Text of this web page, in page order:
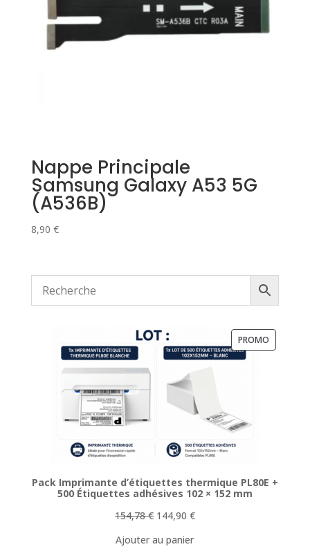
Nappe Principale
Samsung Galaxy A53 5G
(A536B)
8,90 €
PROMO
Pack Imprimante d’étiquettes thermique PL80E +
500 Étiquettes adhésives 102 × 152 mm
154,78€ Le
initial
144,90 €Le
Ajouter au panier